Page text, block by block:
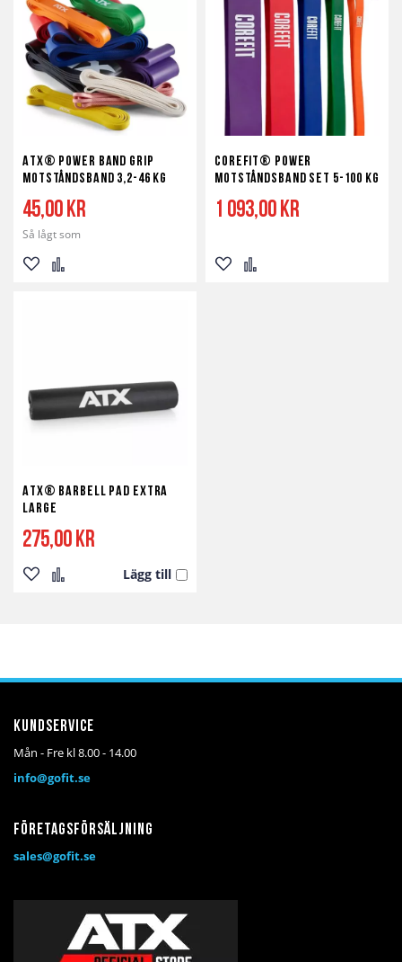
ATX® Power Band Grip
motståndsband 3,2-46 kg
Så lågt som
45,00 kr
Lägg Lägg
Corefit® Power
motståndsband set 5-100 kg
1 093,00 kr
Lägg Lägg
ATX® Barbell Pad Extra
Large
275,00 kr
Lägg till
Lägg Lägg
Kundservice
Mån - Fre kl 8.00 - 14.00
info@gofit.se
Företagsförsäljning
sales@gofit.se